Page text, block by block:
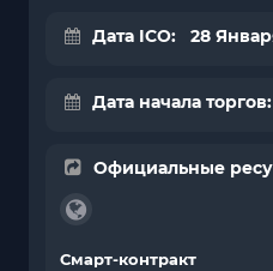
Дата ICO: 28
Дата начала
Официальные
Смарт-контракт